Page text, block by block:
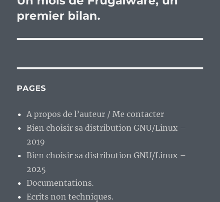
suivante :
premier bilan.
PAGES
A propos de l’auteur / Me contacter
Bien choisir sa distribution GNU/Linux –
2019
Bien choisir sa distribution GNU/Linux –
2025
Documentations.
Ecrits non techniques.